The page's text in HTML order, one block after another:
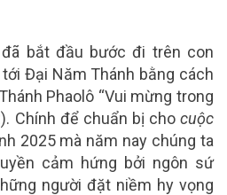
bắt đầu bước đi trên con
Đại Năm Thánh bằng cách
Phaolô “Vui mừng trong
Chính để chuẩn bị cho cuộc
2025 mà năm nay chúng ta
cảm hứng bởi ngôn sứ
người đặt niềm hy vọng